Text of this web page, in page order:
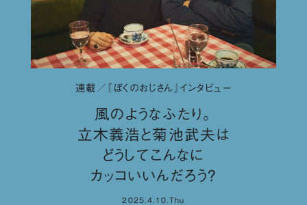
連載／『ぼくのおじさん』インタビュー
風のようなふたり。
立木義浩と菊池武夫は
どうしてこんなに
カッコいいんだろう？
2025.4.10.Thu